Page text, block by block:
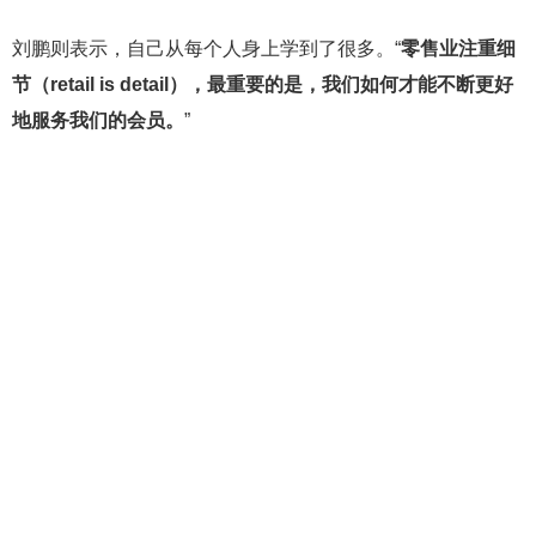
刘鹏则表示，自己从每个人身上学到了很多。“零售业注重细
节（retail is detail），最重要的是，我们如何才能不断更好
地服务我们的会员。 ”